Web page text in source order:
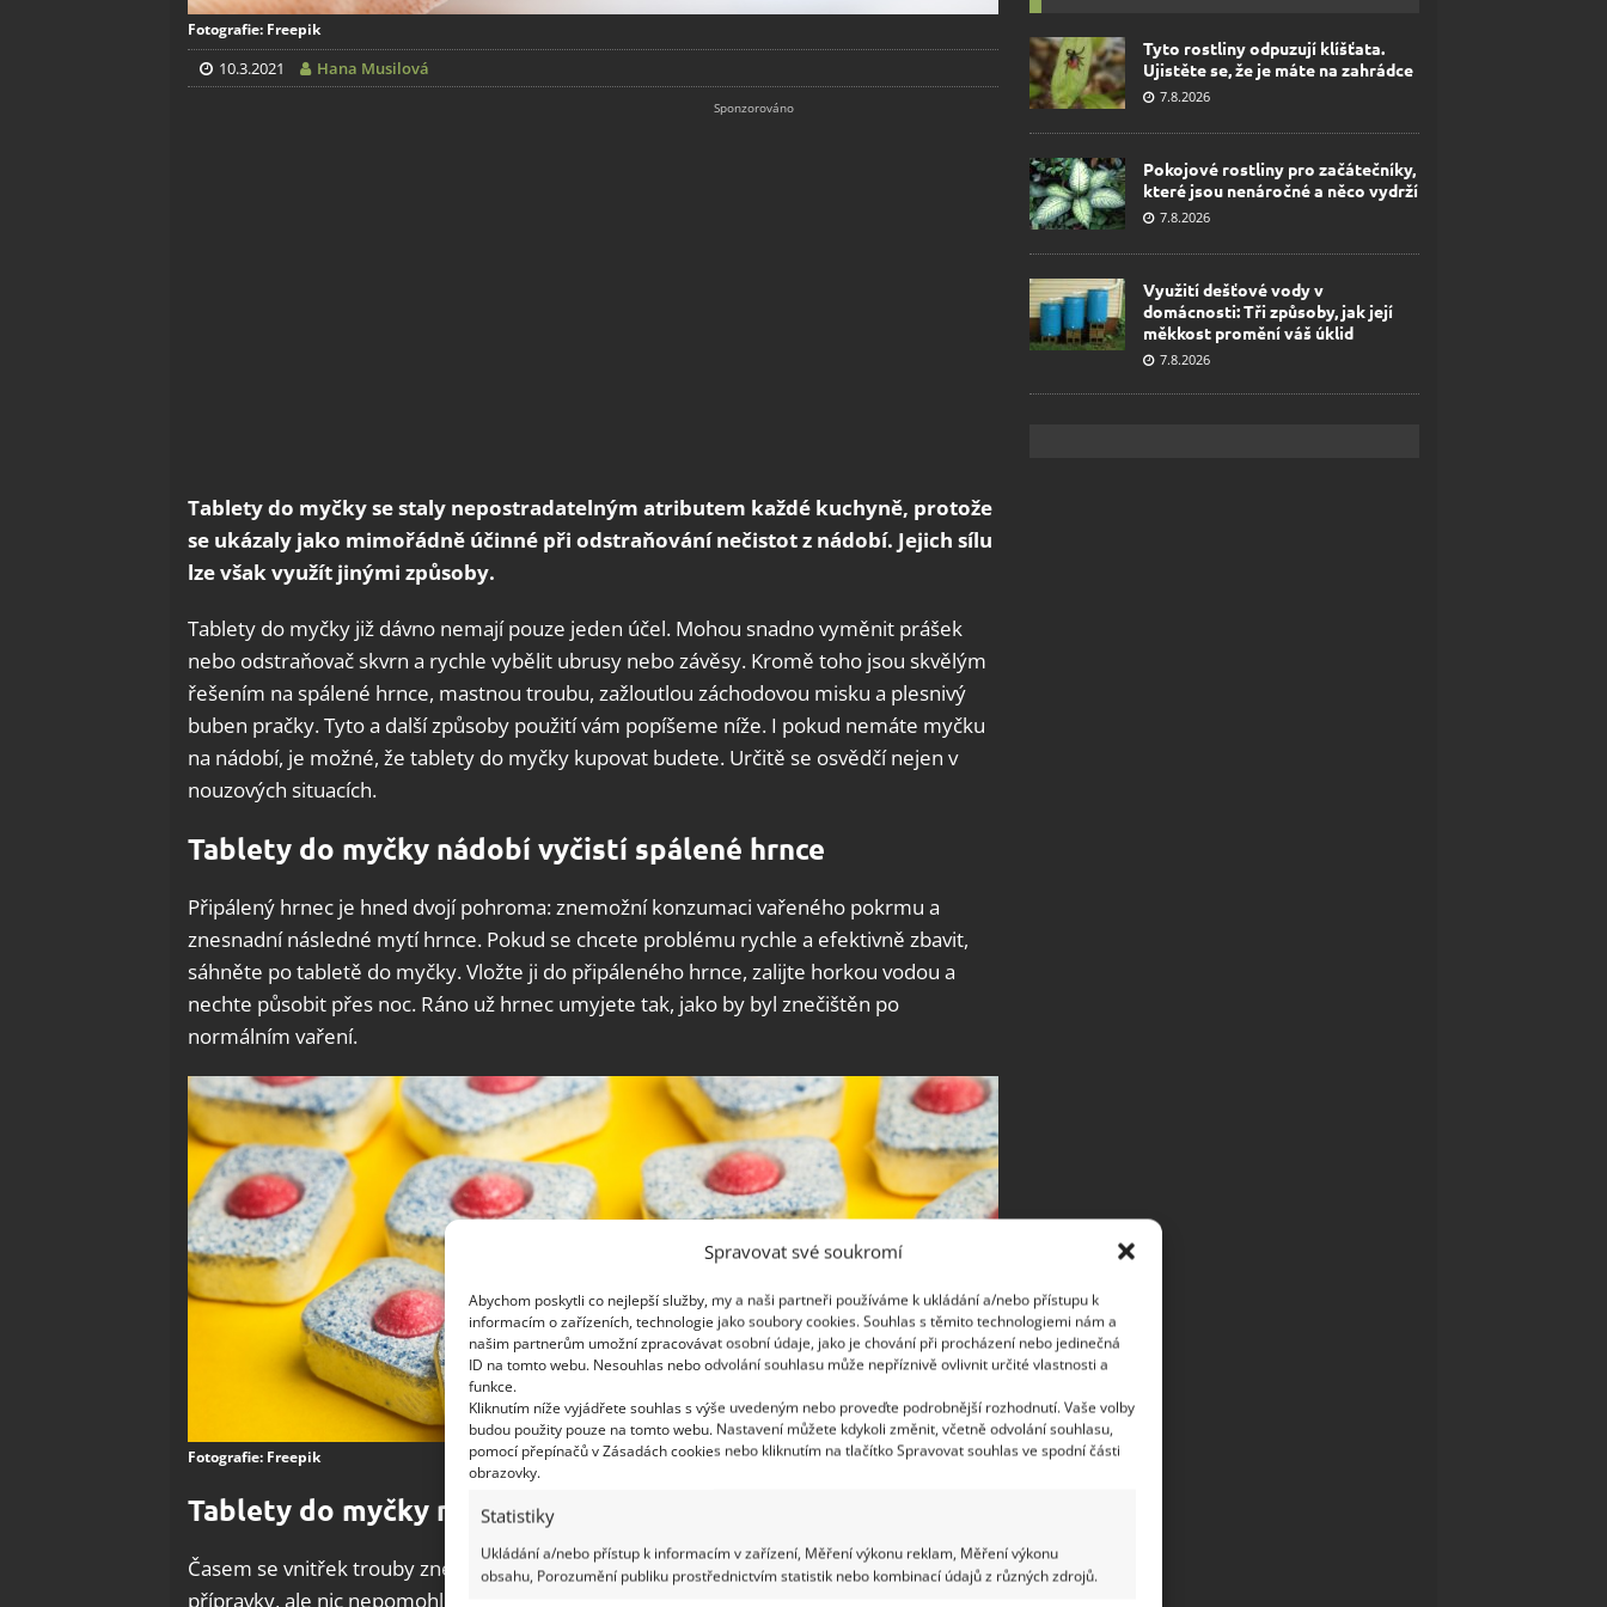
Spravovat své soukromí
Abychom poskytli co nejlepší služby, my a naši partneři používáme k ukládání a/nebo přístupu k
informacím o zařízeních, technologie jako soubory cookies. Souhlas s těmito technologiemi nám a
našim partnerům umožní zpracovávat osobní údaje, jako je chování při procházení nebo jedinečná
ID na tomto webu. Nesouhlas nebo odvolání souhlasu může nepříznivě ovlivnit určité vlastnosti a
funkce.
Kliknutím níže vyjádřete souhlas s výše uvedeným nebo proveďte podrobnější rozhodnutí. Vaše volby
budou použity pouze na tomto webu. Nastavení můžete kdykoli změnit, včetně odvolání souhlasu,
pomocí přepínačů v Zásadách cookies nebo kliknutím na tlačítko Spravovat souhlas ve spodní části
obrazovky.
Statistiky
Ukládání a/nebo přístup k informacím v zařízení, Měření výkonu reklam, Měření výkonu
obsahu, Porozumění publiku prostřednictvím statistik nebo kombinací údajů z různých zdrojů.
Fotografie: Freepik
10.3.2021 Hana Musilová
Tablety do myčky se staly nepostradatelným atributem každé kuchyně, protože
se ukázaly jako mimořádně účinné při odstraňování nečistot z nádobí. Jejich sílu
lze však využít jinými způsoby.
Tablety do myčky již dávno nemají pouze jeden účel. Mohou snadno vyměnit prášek
nebo odstraňovač skvrn a rychle vybělit ubrusy nebo závěsy. Kromě toho jsou skvělým
řešením na spálené hrnce, mastnou troubu, zažloutlou záchodovou misku a plesnivý
buben pračky. Tyto a další způsoby použití vám popíšeme níže. I pokud nemáte myčku
na nádobí, je možné, že tablety do myčky kupovat budete. Určitě se osvědčí nejen v
nouzových situacích.
Tablety do myčky nádobí vyčistí spálené hrnce
Připálený hrnec je hned dvojí pohroma: znemožní konzumaci vařeného pokrmu a
znesnadní následné mytí hrnce. Pokud se chcete problému rychle a efektivně zbavit,
sáhněte po tabletě do myčky. Vložte ji do připáleného hrnce, zalijte horkou vodou a
nechte působit přes noc. Ráno už hrnec umyjete tak, jako by byl znečištěn po
normálním vaření.
Fotografie: Freepik
Tablety do myčky nádobí odmašťují troubu
Časem se vnitřek trouby znečistí a zamastí. Pokud už jste zkoušeli všechny možné
přípravky, ale nic nepomohlo, nevěste hlavu. Můžete použít tablety do myčky – vložte
Tyto rostliny odpuzují klíšťata.
Ujistěte se, že je máte na zahrádce
7.8.2026
Pokojové rostliny pro začátečníky,
které jsou nenáročné a něco vydrží
7.8.2026
Využití dešťové vody v
domácnosti: Tři způsoby, jak její
měkkost promění váš úklid
7.8.2026